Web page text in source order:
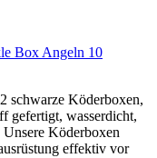
Box Angeln 10
schwarze Köderboxen,
gefertigt, wasserdicht,
Köderboxen
effektiv vor